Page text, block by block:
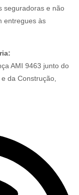
seguradoras e não
entregues às
AMI 9463 junto do
da Construção,